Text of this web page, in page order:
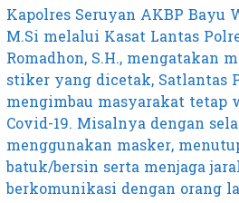
Kapolres Seruyan AKBP Bayu
M.Si melalui Kasat Lantas
Romadhon, S.H., mengatakan
stiker yang dicetak, Satlantas
mengimbau masyarakat tetap
Covid-19. Misalnya dengan
menggunakan masker,
batuk/bersin serta menjaga
berkomunikasi dengan orang